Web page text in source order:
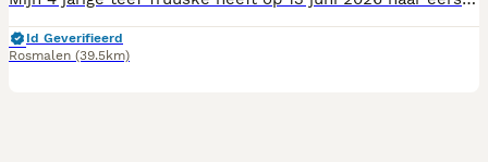
Id Geverifieerd
Rosmalen (39.5km)